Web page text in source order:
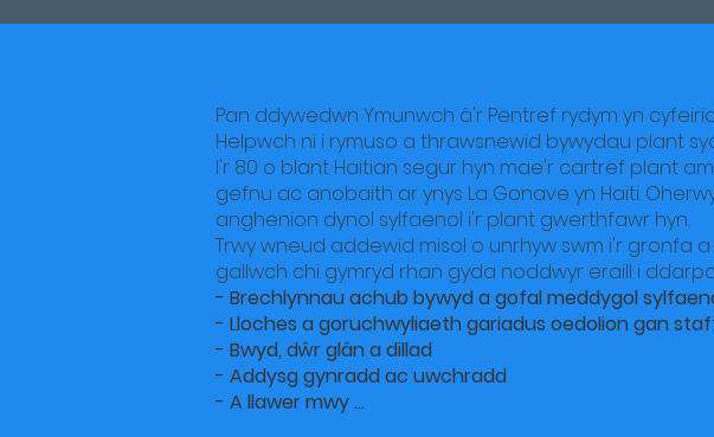
Pan ddywedwn Ymunwch â'r Pentref rydym yn
Helpwch ni i rymuso a thrawsnewid bywydau plant
I'r 80 o blant Haitian segur hyn mae'r cartref plant
gefnu ac anobaith ar ynys La Gonave yn Haiti.
anghenion dynol sylfaenol i'r plant gwerthfawr hyn.
Trwy wneud addewid misol o unrhyw swm i'r gronfa
gallwch chi gymryd rhan gyda noddwyr eraill i
- Brechlynnau achub bywyd a gofal meddygol
- Lloches a goruchwyliaeth gariadus oedolion gan
- Bwyd, dŵr glân a dillad
- Addysg gynradd ac uwchradd
- A llawer mwy ...